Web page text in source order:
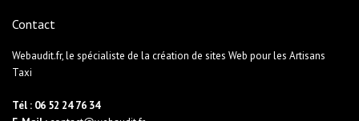
Contact
Webaudit.fr, le spécialiste de la création de sites Web pour les Artisans
Taxi
Tél : 06 52 24 76 34